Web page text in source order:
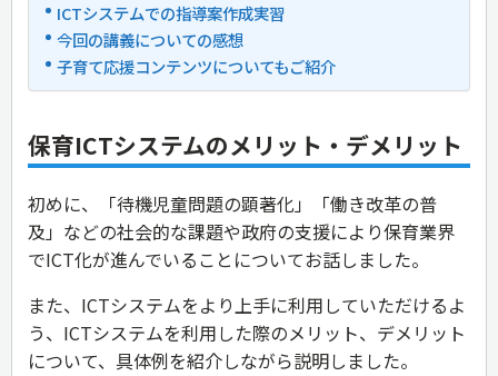
ICTシステムでの指導案作成実習
今回の講義についての感想
子育て応援コンテンツについてもご紹介
保育ICTシステムのメリット・デメリット
初めに、「待機児童問題の顕著化」「働き改革の普
及」などの社会的な課題や政府の支援により保育業界
でICT化が進んでいることについてお話しました。
また、ICTシステムをより上手に利用していただけるよ
う、ICTシステムを利用した際のメリット、デメリット
について、具体例を紹介しながら説明しました。